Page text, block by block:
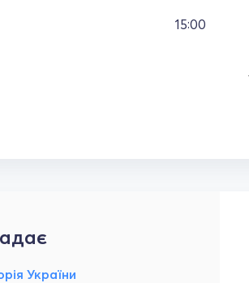
15:00
України